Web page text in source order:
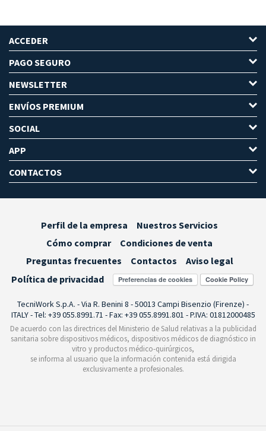
ACCEDER
PAGO SEGURO
NEWSLETTER
ENVÍOS PREMIUM
SOCIAL
APP
CONTACTOS
Perfil de la empresa
Nuestros Servicios
Cómo comprar
Condiciones de venta
Preguntas frecuentes
Contactos
Aviso legal
Política de privacidad
Preferencias de cookies
TecniWork S.p.A. - Via R. Benini 8 - 50013 Campi Bisenzio (Firenze) -
ITALY - Tel: +39 055.8991.71 - Fax: +39 055.8991.801 - P.IVA: 01812000485
De acuerdo con las directrices del Ministerio de Salud relativas a la publicidad
sanitaria sobre dispositivos médicos, dispositivos médicos de diagnóstico in
vitro y productos médico-quirúrgicos,
se informa al usuario que la información contenida está dirigida
exclusivamente a profesionales.